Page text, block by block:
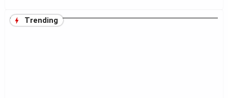
Trending